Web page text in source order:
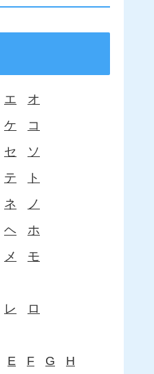
エ
オ
ケ
コ
セ
ソ
テ
ト
ネ
ノ
ヘ
ホ
メ
モ
レ
ロ
E F G
H